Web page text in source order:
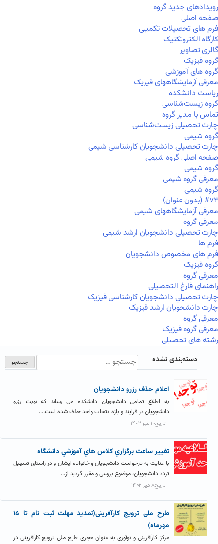
رویدادهای جدید گروه
صفحه اصلی
فرم های تحصیلات تکمیلی
کارگاه الکتروتکنیک
گالری تصاویر
گروه فیزیک
گروه های آموزشی
معرفی آزمایشگاههای فیزیک
ریاست دانشکده
گروه زیست‌شناسی
تماس با مدیر گروه
چارت تحصیلی زیست‌شناسی
گروه شیمی
چارت تحصیلی دانشجویان کارشناسی شیمی
صفحه اصلی گروه شیمی
گروه شیمی
معرفی گروه شیمی
گروه شیمی
#۷۴ (بدون عنوان)
معرفی آزمایشگاههای شیمی
معرفی گروه
چارت تحصیلی دانشجویان ارشد شیمی
فرم ها
فرم های مخصوص دانشجویان
گروه فیزیک
معرفی گروه
راهنمای فارغ التحصیلی
چارت تحصيلي دانشجویان کارشناسی فیزیک
چارت دانشجویان ارشد فیزیک
معرفی گروه
معرفی گروه فیزیک
رشته های تحصیلی
دسته‌بندی نشده
اعلام حذف رزرو دانشجويان
به اطلاع تمامی دانشجویان دانشکده می رساند که نوبت رزرو
دانشجویان در فرایند و بازه انتخاب واحد حذف شده است....
تاریخ۱۰ مهر ۱۴۰۲
تغيير ساعت برگزاري کلاس هاي آموزشي دانشگاه
با عنایت به درخواست دانشجویان و خانواده ایشان و در راستای تسهیل
تردد دانشجویان، موضوع بررسی و مقرر گردید از...
تاریخ۸ مهر ۱۴۰۲
طرح ملی ترویج کارآفرینی(تمدید مهلت ثبت نام تا ۱۵
مهرماه)
مرکز کارآفرینی و نوآوری به عنوان مجری طرح ملی ترویج کارآفرینی در